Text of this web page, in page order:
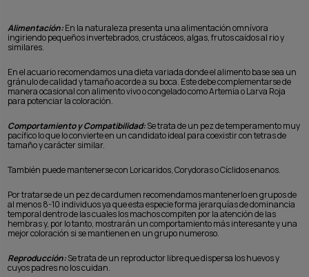
Alimentación:En la naturaleza presenta una alimentación omnívora
ingiriendo pequeños invertebrados, crustáceos, algas, frutos caídos al rio y
similares.
En el acuario recomendamos una dieta variada donde el alimento base sea un
gránulo de calidad y tamaño acorde a su boca. Este debe complementarse de
manera ocasional con alimento vivo o congelado como Artemia o Larva Roja
para potenciar la coloración.
Comportamiento y Compatibilidad:Se trata de un pez de temperamento muy
pacífico lo que lo convierte en un candidato ideal para coexistir con tetras de
tamaño y carácter similar.
También puede mantenerse con Loricaridos, Corydoras o Cíclidos enanos.
Por tratarse de un pez de cardumen recomendamos mantenerlo en grupos de
al menos 8-10 individuos ya que esta especie forma jerarquías de dominancia
temporal dentro de las cuales los machos compiten por la atención de las
hembras y, por lo tanto, mostrarán un comportamiento más interesante y una
mejor coloración si se mantienen en un grupo numeroso.
Reproducción:Se trata de un reproductor libre que dispersa los huevos y
cuyos padres no los cuidan.